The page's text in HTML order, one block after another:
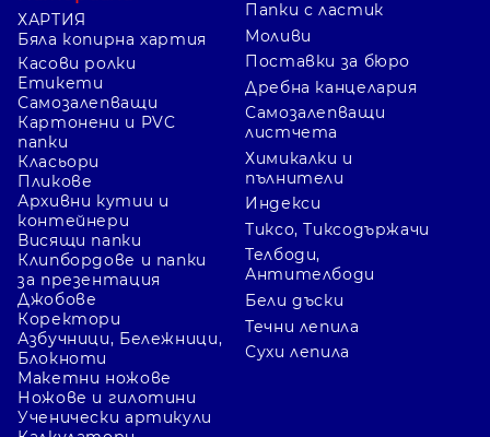
ХАРТИЯ
Бяла копирна хартия
Касови ролки
Етикети
Самозалепващи
Картонени и PVC
папки
Класьори
Пликове
Архивни кутии и
контейнери
Висящи папки
Клипбордове и папки
за презентация
Джобове
Коректори
Азбучници, Бележници,
Блокноти
Папки с ластик
Моливи
Поставки за бюро
Дребна канцелария
Самозалепващи
листчета
Химикалки и
пълнители
Индекси
Тиксо, Тиксодържачи
Телбоди,
Антителбоди
Бели дъски
Течни лепила
Сухи лепила
Макетни ножове
Ножове и гилотини
Ученически артикули